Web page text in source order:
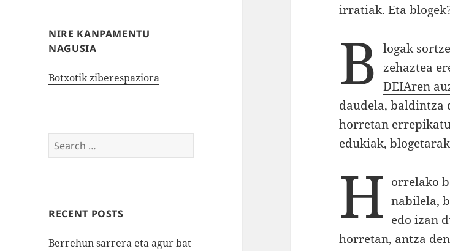
NIRE KANPAMENTU
NAGUSIA
Botxotik ziberespaziora
Search
for:
RECENT POSTS
Berrehun sarrera eta agur bat
irratiak. Eta
B logak
zehaztea
DEIAren
daudela, baldintza
horretan
edukiak,
H orrelako
nabilela,
edo izan
horretan, antza